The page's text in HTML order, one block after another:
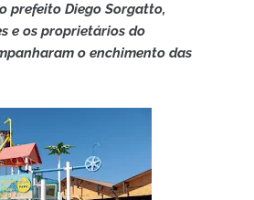
prefeito Diego Sorgatto,
e os proprietários do
o enchimento das